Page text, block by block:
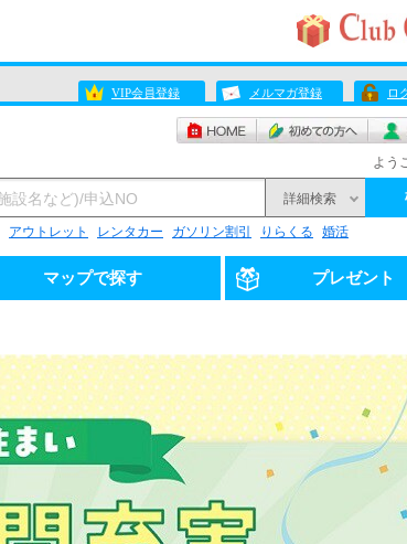
VIP会員登録 メルマガ登録 ロ
よう
詳細検索
アウトレット レンタカー ガソリン割引 りらくる 婚活
マップで探す プレゼント